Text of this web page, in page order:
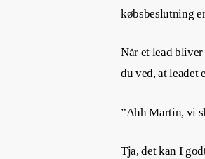
købsbeslutning
Når et lead
du ved, at leadet
”Ahh Martin, vi
Tja, det kan I